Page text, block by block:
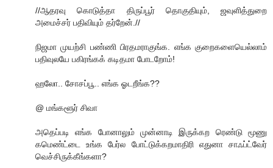
//ஆதரவு கொடுத்தா திருப்பூர் தொகுதியும், ஜவுளித்துறை
அமைச்சர் பதிவியும் தர்றேன்.//
நிஜமா முயற்சி பண்ணி பிரதமராகுங்க. எங்க குறைகளையெல்லாம்
பதிவுலயே பகிரங்கக் கடிதமா போடறோம்!
ஹலோ.. சோசப்பூ.. எங்க ஓடறீங்க??
@ மங்களூர் சிவா
அதெப்படி எங்க போனாலும் முன்னாடி இருக்கற ரெண்டு மூணு
கமெண்ட்டை உங்க பேர்ல போட்டுக்கறமாதிரி எதுனா சாஃப்ட்வேர்
வெச்சிருக்கீங்களா?